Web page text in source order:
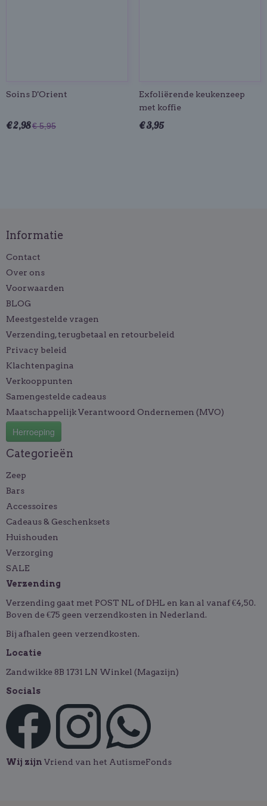
Soins D'Orient
€ 2,98€ 5,95
Exfoliërende keukenzeep
met koffie
€ 3,95
Informatie
Contact
Over ons
Voorwaarden
BLOG
Meestgestelde vragen
Verzending, terugbetaal en retourbeleid
Privacy beleid
Klachtenpagina
Verkooppunten
Samengestelde cadeaus
Maatschappelijk Verantwoord Ondernemen (MVO)
Herroeping
Categorieën
Zeep
Bars
Accessoires
Cadeaus & Geschenksets
Huishouden
Verzorging
SALE
Verzending
Verzending gaat met POST NL of DHL en kan al vanaf €4,50.
Boven de €75 geen verzendkosten in Nederland.
Bij afhalen geen verzendkosten.
Locatie
Zandwikke 8B 1731 LN Winkel (Magazijn)
Socials
Wij zijn Vriend van het AutismeFonds